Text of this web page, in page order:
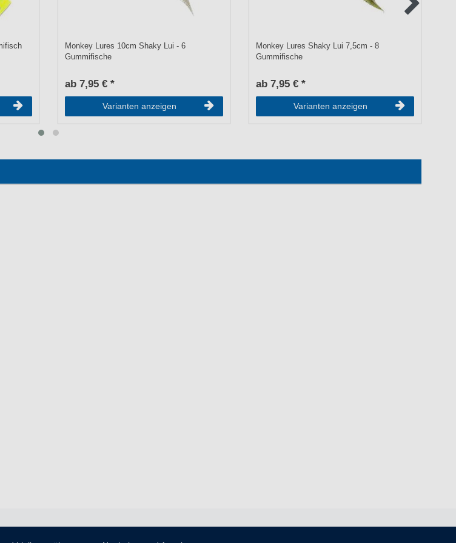
Monkey Lures 10cm Shaky Lui - 6
Gummifische
ab 7,95 € *
Varianten anzeigen
Monkey Lures Shaky Lui 7,5cm - 8
Gummifische
ab 7,95 € *
Varianten anzeigen